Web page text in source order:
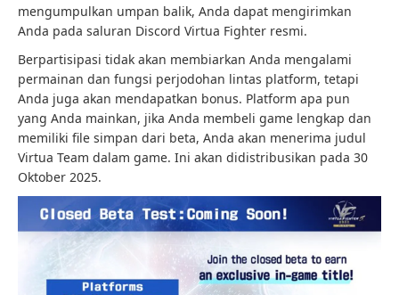
mengumpulkan umpan balik, Anda dapat mengirimkan
Anda pada saluran Discord Virtua Fighter resmi.
Berpartisipasi tidak akan membiarkan Anda mengalami
permainan dan fungsi perjodohan lintas platform, tetapi
Anda juga akan mendapatkan bonus. Platform apa pun
yang Anda mainkan, jika Anda membeli game lengkap dan
memiliki file simpan dari beta, Anda akan menerima judul
Virtua Team dalam game. Ini akan didistribusikan pada 30
Oktober 2025.